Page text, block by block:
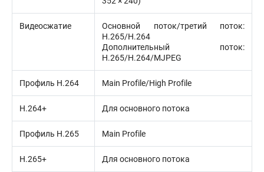
Видеосжатие
Основной поток/третий поток:
H.265/H.264
Дополнительный поток:
H.265/H.264/MJPEG
Профиль H.264 Main Profile/High Profile
H.264+ Для основного потока
Профиль H.265 Main Profile
H.265+ Для основного потока